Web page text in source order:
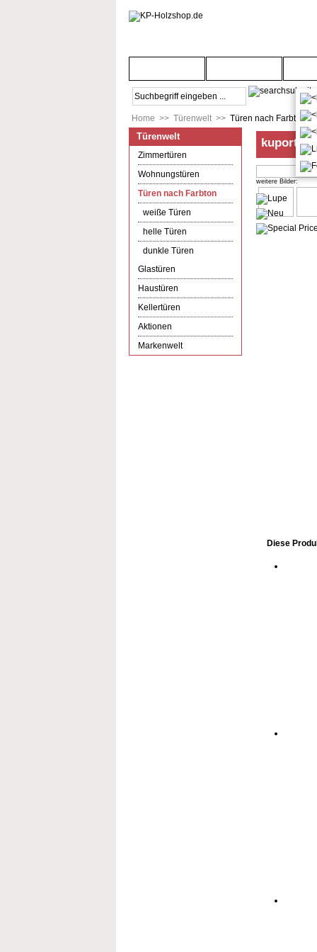
Home >> Türenwelt >> Türen nach Farbton
kuporta
weitere Bilder:
Diese
Türenwelt
Zimmertüren
Wohnungstüren
Türen nach Farbton
weiße Türen
helle Türen
dunkle Türen
Glastüren
Haustüren
Kellertüren
Aktionen
Markenwelt